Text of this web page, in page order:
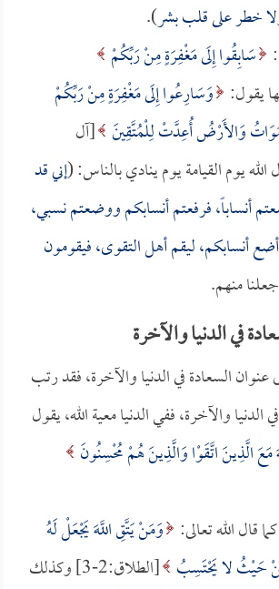
خطر على قلب بشر).
سَابِقُوا إِلَى مَغْفِرَةٍ مِنْ رَبِّكُمْ
وَسَارِعُوا إِلَى مَغْفِرَةٍ مِنْ رَبِّكُمْ
وَالأَرْضُ أُعِدَّتْ لِلْمُتَّقِينَ [آل
إني قد
أنساباً، فرفعتم أنسابكم ووضعتم نسبي،
أنسابكم، ليقم أهل التقوى، فيقومون
منهم.
في الدنيا والآخرة
عنوان السعادة في الدنيا والآخرة، فقد رتب
الدنيا والآخرة، ففي الدنيا معية الله، يقول
مَعَ الَّذِينَ اتَّقَوْا وَالَّذِينَ هُمْ مُحْسِنُونَ
قال الله تعالى: وَمَنْ يَتَّقِ اللَّهَ يَجْعَلْ لَهُ
حَيْثُ لا يَحْتَسِبُ
[الطلاق:2-3] وكذلك